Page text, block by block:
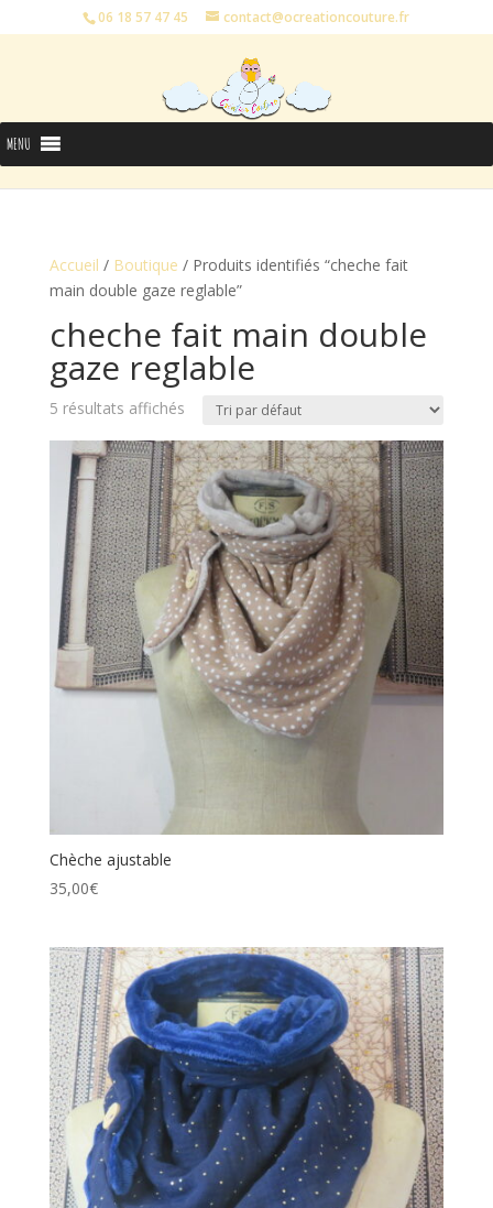
06 18 57 47 45 contact@ocreationcouture.fr
MENU
Accueil / Boutique / Produits identifiés “cheche fait
main double gaze reglable”
cheche fait main double
gaze reglable
5 résultats affichés
Chèche ajustable
35,00€